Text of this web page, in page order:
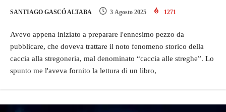
SANTIAGO GASCÓ ALTABA 3 Agosto 2025 1271
Avevo appena iniziato a preparare l'ennesimo pezzo da
pubblicare, che doveva trattare il noto fenomeno storico della
caccia alla stregoneria, mal denominato “caccia alle streghe”. Lo
spunto me l'aveva fornito la lettura di un libro,